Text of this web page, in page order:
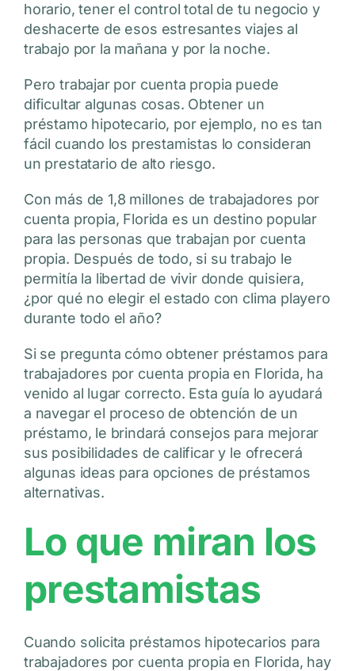
horario, tener el control total de tu negocio y
deshacerte de esos estresantes viajes al
trabajo por la mañana y por la noche.
Pero trabajar por cuenta propia puede
dificultar algunas cosas. Obtener un
préstamo hipotecario, por ejemplo, no es tan
fácil cuando los prestamistas lo consideran
un prestatario de alto riesgo.
Con más de 1,8 millones de trabajadores por
cuenta propia, Florida es un destino popular
para las personas que trabajan por cuenta
propia. Después de todo, si su trabajo le
permitía la libertad de vivir donde quisiera,
¿por qué no elegir el estado con clima playero
durante todo el año?
Si se pregunta cómo obtener préstamos para
trabajadores por cuenta propia en Florida, ha
venido al lugar correcto. Esta guía lo ayudará
a navegar el proceso de obtención de un
préstamo, le brindará consejos para mejorar
sus posibilidades de calificar y le ofrecerá
algunas ideas para opciones de préstamos
alternativas.
Lo que miran los
prestamistas
Cuando solicita préstamos hipotecarios para
trabajadores por cuenta propia en Florida, hay